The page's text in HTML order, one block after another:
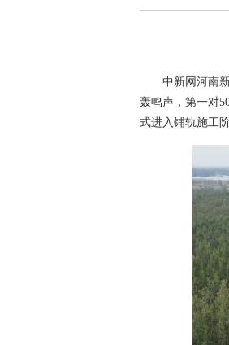
中新网河南新
轰鸣声，第一对
式进入铺轨施工